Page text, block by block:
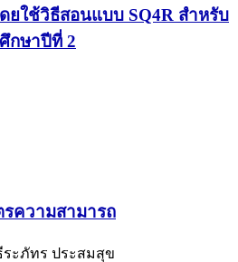
ยใช้วิธีสอนแบบ SQ4R สำหรับ
กษาปีที่ 2
ความสามารถ
ะภัทร ประสมสุข